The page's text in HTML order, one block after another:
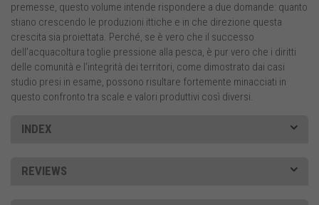
premesse, questo volume intende rispondere a due domande: quanto
stiano crescendo le produzioni ittiche e in che direzione questa
crescita sia proiettata. Perché, se è vero che il successo
dell’acquacoltura toglie pressione alla pesca, è pur vero che i diritti
delle comunità e l’integrità dei territori, come dimostrato dai casi
studio presi in esame, possono risultare fortemente minacciati in
questo confronto tra scale e valori produttivi così diversi.
INDEX
REVIEWS